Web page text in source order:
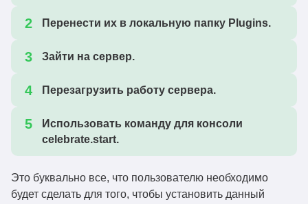
Перенести их в локальную папку Plugins.
Зайти на сервер.
Перезагрузить работу сервера.
Использовать команду для консоли
celebrate.start.
Это буквально все, что пользователю необходимо
будет сделать для того, чтобы установить данный